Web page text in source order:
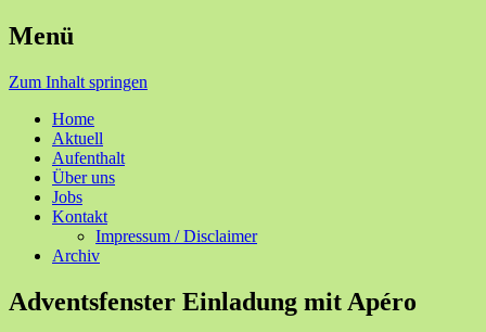
Rohrbach
Menü
Zum Inhalt springen
Home
Aktuell
Aufenthalt
Über uns
Jobs
Kontakt
Impressum / Disclaimer
Archiv
Adventsfenster Einladung mit Apéro